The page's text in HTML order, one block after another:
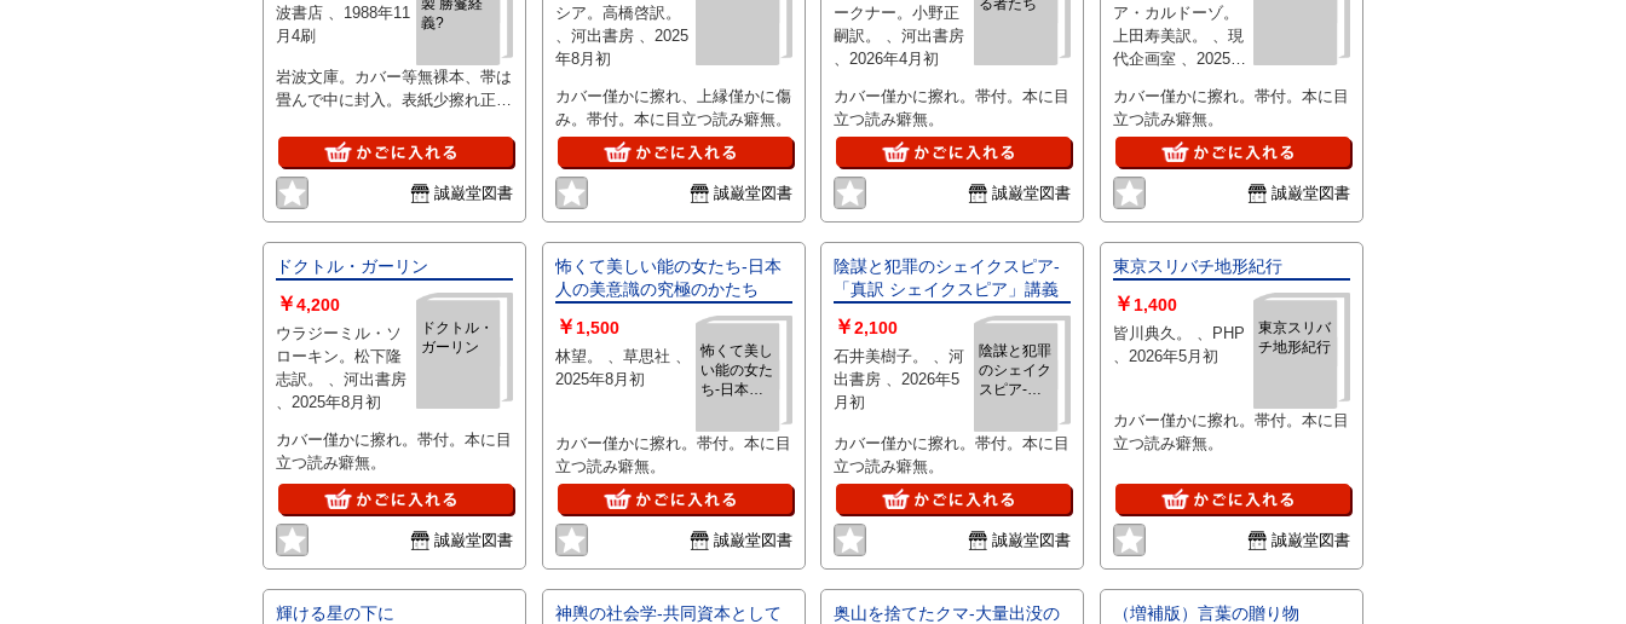
製 勝鬘経
義?
波書店 、1988年11
月4刷
岩波文庫。カバー等無裸本、帯は
畳んで中に封入。表紙少擦れ正面
に80×4mm程の日付等鉛筆書込有
誠巌堂図書
シア。高橋啓訳。
、河出書房 、2025
年8月初
カバー僅かに擦れ、上縁僅かに傷
み。帯付。本に目立つ読み癖無。
誠巌堂図書
る者たち
ークナー。小野正
嗣訳。 、河出書房
、2026年4月初
カバー僅かに擦れ。帯付。本に目
立つ読み癖無。
誠巌堂図書
ア・カルドーゾ。
上田寿美訳。 、現
代企画室 、2025年
カバー僅かに擦れ。帯付。本に目
立つ読み癖無。
誠巌堂図書
ドクトル・ガーリン
ドクトル・
ガーリン
￥4,200
ウラジーミル・ソ
ローキン。松下隆
志訳。 、河出書房
、2025年8月初
カバー僅かに擦れ。帯付。本に目
立つ読み癖無。
誠巌堂図書
怖くて美しい能の女たち‐日本
人の美意識の究極のかたち
怖くて美し
い能の女た
ち‐日本人
究極のかた
ち
￥ 1,500
林望。 、草思社 、
2025年8月初
カバー僅かに擦れ。帯付。本に目
立つ読み癖無。
誠巌堂図書
陰謀と犯罪のシェイクスピア‐
「真訳 シェイクスピア」講義
陰謀と犯罪
のシェイク
スピア‐
イクスピ
ア」講義
￥2,100
石井美樹子。 、河
出書房 、2026年5
月初
カバー僅かに擦れ。帯付。本に目
立つ読み癖無。
誠巌堂図書
東京スリバチ地形紀行
東京スリバ
チ地形紀行
￥ 1,400
皆川典久。 、PHP
、2026年5月初
カバー僅かに擦れ。帯付。本に目
立つ読み癖無。
誠巌堂図書
輝ける星の下に
神輿の社会学‐共同資本として
奥山を捨てたクマ‐大量出没の
（増補版）言葉の贈り物